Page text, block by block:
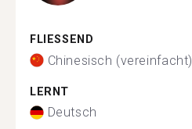
FLIESSEND
Chinesisch (vereinfacht)
LERNT
Deutsch